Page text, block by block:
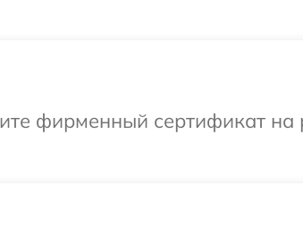
фирменный сертификат на